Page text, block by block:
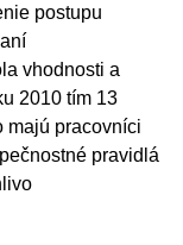
postupu
vhodnosti a
2010 tím 13
majú pracovníci
pravidlá